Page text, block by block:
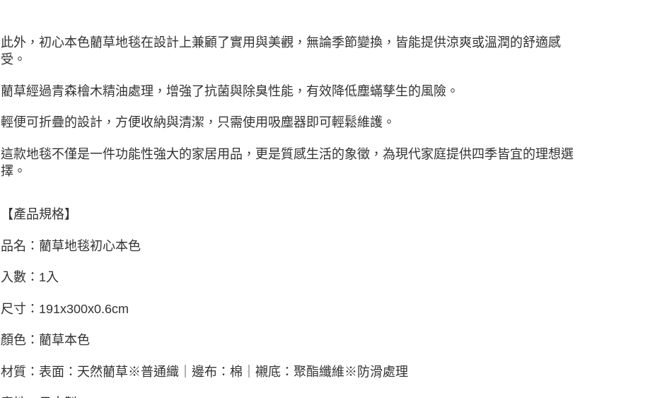
此外，初心本色藺草地毯在設計上兼顧了實用與美觀，無論季節變換，皆能提供涼爽或溫潤的舒適感
受。
藺草經過青森檜木精油處理，增強了抗菌與除臭性能，有效降低塵蟎孳生的風險。
輕便可折疊的設計，方便收納與清潔，只需使用吸塵器即可輕鬆維護。
這款地毯不僅是一件功能性強大的家居用品，更是質感生活的象徵，為現代家庭提供四季皆宜的理想選
擇。
【產品規格】
品名：藺草地毯初心本色
入數：1入
尺寸：191x300x0.6cm
顏色：藺草本色
材質：表面：天然藺草※普通織｜邊布：棉｜襯底：聚酯纖維※防滑處理